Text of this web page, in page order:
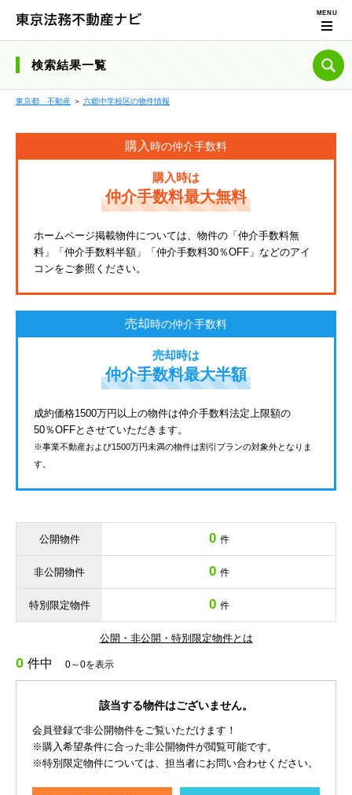
検索結果一覧
東京都 不動産 ＞ 六郷中学校区の物件情報
購入時の仲介手数料
購入時は
仲介手数料最大無料
ホームページ掲載物件については、物件の「仲介手数料無
料」「仲介手数料半額」「仲介手数料30％OFF」などのアイ
コンをご参照ください。
売却時の仲介手数料
売却時は
仲介手数料最大半額
成約価格1500万円以上の物件は仲介手数料法定上限額の
50％OFFとさせていただきます。
※事業不動産および1500万円未満の物件は割引プランの対象外となりま
す。
公開物件 0 件
非公開物件 0 件
特別限定物件 0 件
公開・非公開・特別限定物件とは
0 件中 0～0を表示
該当する物件はございません。
会員登録で非公開物件をご覧いただけます！
※購入希望条件に合った非公開物件が閲覧可能です。
※特別限定物件については、担当者にお問い合わせください。